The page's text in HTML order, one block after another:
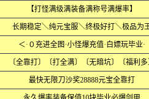
【打怪满级满装备满称号满爆率】
长期稳定＼纯元宝服＼终极好打＼极品为
＜·０充进全图·小怪爆充值·白嫖玩毕业·
〔全靠打〕〔打全满〕〔无暗坑〕〔福利多
最快无限刀沙奖28888元宝全靠打